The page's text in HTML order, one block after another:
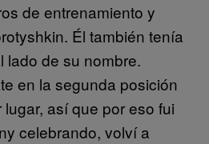
de entrenamiento y
Él también tenía
lado de su nombre.
en la segunda posición
así que por eso fui
celebrando, volví a